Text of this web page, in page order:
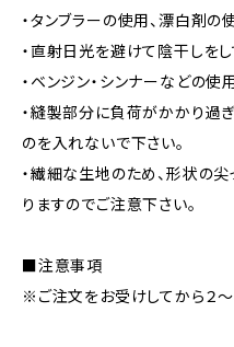
・タンブラーの使用、漂白剤の
・直射日光を避けて陰干しをし
・ベンジン・シンナーなどの使
・縫製部分に負荷がかかり過
のを入れないで下さい。
・繊細な生地のため、形状の
りますのでご注意下さい。
■注意事項
※ご注文をお受けしてから２